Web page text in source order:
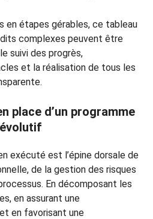
en étapes gérables, ce tableau
complexes peuvent être
suivi des progrès,
et la réalisation de tous les
place d’un programme
exécuté est l’épine dorsale de
de la gestion des risques
En décomposant les
en assurant une
en favorisant une